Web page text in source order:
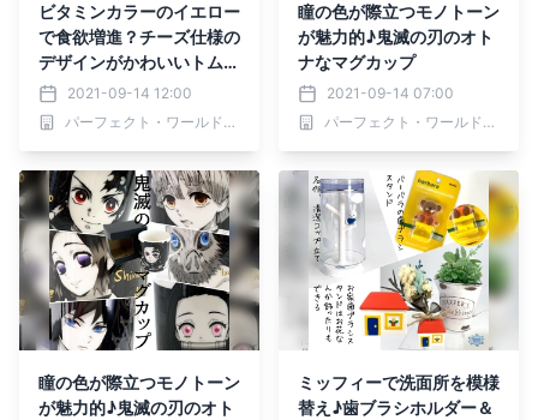
ビタミンカラーのイエロー
で食欲増進？チーズ仕様の
デザインがかわいいトムと
ジェリーのプレート＆マグ
カップ
2021-09-14 12:00
パーフェクト・ワールド株式会社
瞳の色が際立つモノトーン
が魅力的♪鬼滅の刃のオト
ナなマグカップ
2021-09-14 07:00
パーフェクト・ワールド株式会社
瞳の色が際立つモノトーン
が魅力的♪鬼滅の刃のオト
ミッフィーで洗面所を模様
替え♪歯ブラシホルダー＆